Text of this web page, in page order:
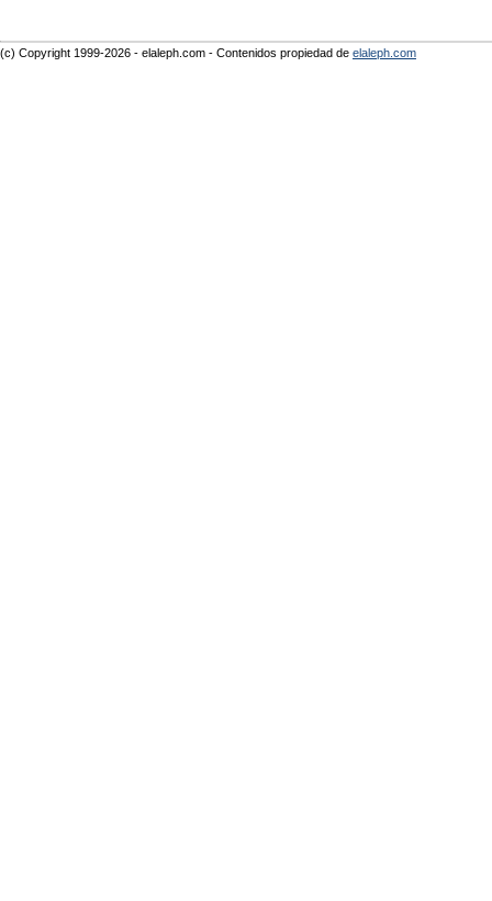
(c) Copyright 1999-2026 - elaleph.com - Contenidos propiedad de elaleph.com